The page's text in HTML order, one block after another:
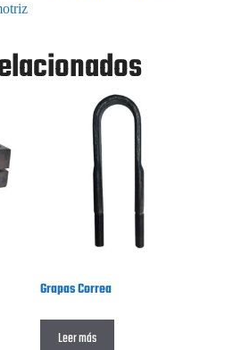
Grapas Correa
Leer más